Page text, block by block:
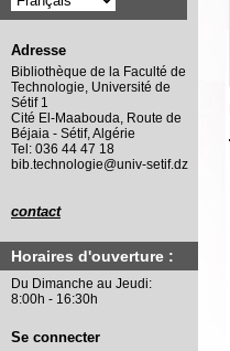
Adresse
Bibliothèque de la Faculté de
Technologie, Université de
Sétif 1
Cité El-Maabouda, Route de
Béjaia - Sétif, Algérie
Tel: 036 44 47 18
bib.technologie@univ-setif.dz
contact
Horaires d'ouverture :
Du Dimanche au Jeudi:
8:00h - 16:30h
Se connecter